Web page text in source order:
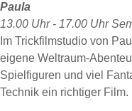
Paula
13.00 Uhr - 17.00 Uhr
Im Trickfilmstudio von
eigene Weltraum-
Spielfiguren und viel
Technik ein richtiger Film.